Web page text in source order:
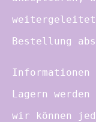
Bestellung
Informationen
Lagern
wir können